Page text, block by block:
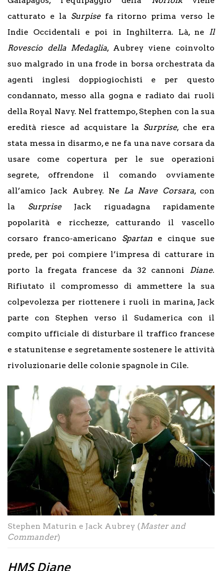
catturato e la Surpisefa ritorno prima verso le
Indie Occidentali e poi in Inghilterra. Là, ne Il
Rovescio della Medaglia, Aubrey viene coinvolto
suo malgrado in una frode in borsa orchestrata da
agenti inglesi doppiogiochisti e per questo
condannato, messo alla gogna e radiato dai ruoli
della Royal Navy. Nel frattempo, Stephen con la sua
eredità riesce ad acquistare la Surprise, che era
stata messa in disarmo, e ne fa una nave corsara da
usare come copertura per le sue operazioni
segrete, offrendone il comando ovviamente
all’amico Jack Aubrey. Ne La Nave Corsara, con
la SurpriseJack riguadagna rapidamente
popolarità e ricchezze, catturando il vascello
corsaro franco-americano Spartane cinque sue
prede, per poi compiere l’impresa di catturare in
porto la fregata francese da 32 cannoni Diane.
Rifiutato il compromesso di ammettere la sua
colpevolezza per riottenere i ruoli in marina, Jack
parte con Stephen verso il Sudamerica con il
compito ufficiale di disturbare il traffico francese
e statunitense e segretamente sostenere le attività
rivoluzionarie delle colonie spagnole in Cile.
Stephen Maturin e Jack Aubrey (Master and
Commander)
HMS Diane